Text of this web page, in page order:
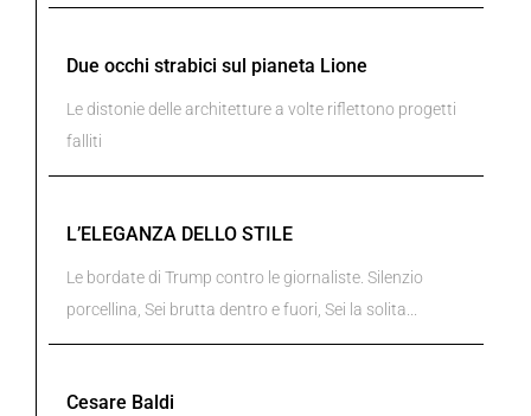
Due occhi strabici sul pianeta Lione
Le distonie delle architetture a volte riflettono progetti
falliti
L’ELEGANZA DELLO STILE
Le bordate di Trump contro le giornaliste. Silenzio
porcellina, Sei brutta dentro e fuori, Sei la solita...
Cesare Baldi